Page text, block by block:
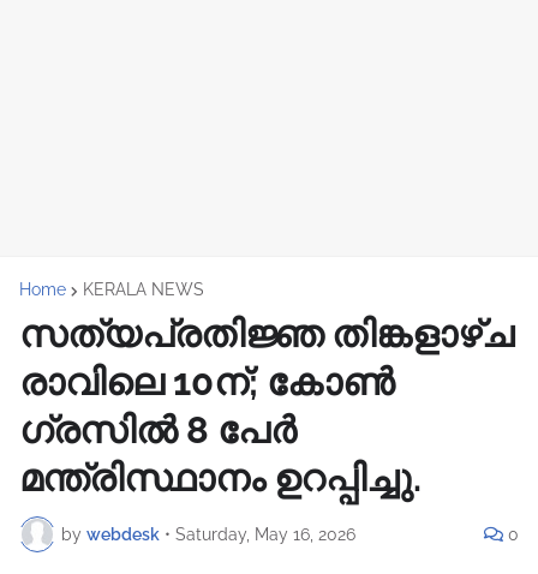
Home KERALA NEWS
സത്യപ്രതിജ്ഞ തിങ്കളാഴ്ച
രാവിലെ 10ന്; കോൺ​
ഗ്രസിൽ 8 പേർ
മന്ത്രിസ്ഥാനം ഉറപ്പിച്ചു.
by webdesk • Saturday, May 16, 2026 0